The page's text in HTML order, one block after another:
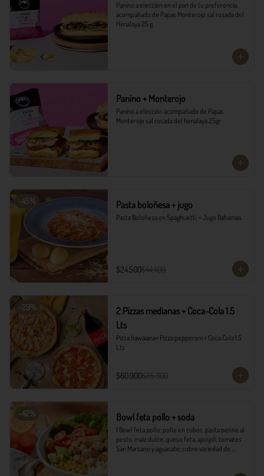
Panino a elección en el pan de tu preferencia,
acompañado de Papas Monterojo sal rosada del
Himalaya 25 g.
Panino + Monterojo
Panino a elección acompañado de Papas
Monterojo sal rosada del himalaya 25gr
-45% Pasta boloñesa + jugo
Pasta Boloñesa en Spaghuetti  + Jugo Bahamas
$24.500$44.400
-29%
2 Pizzas medianas + Coca-Cola 1.5
Lts
Pizza hawaiana+ Pizza pepperoni + Coca Cola 1.5
Lts
$60.900$85.300
-42% Bowl feta pollo + soda
1 Bowl feta pollo: pollo en cubos, pasta penne al
pesto, maíz dulce, queso feta, ajonjolí, tomates
San Marzano y aguacate; sobre variedad de